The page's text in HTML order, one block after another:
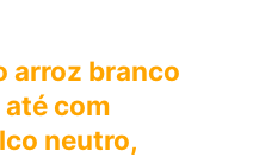
arroz branco
com
neutro,